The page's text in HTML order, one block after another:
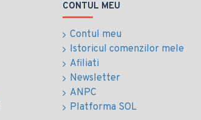
CONTUL MEU
Contul meu
Istoricul comenzilor mele
Afiliati
Newsletter
ANPC
Platforma SOL